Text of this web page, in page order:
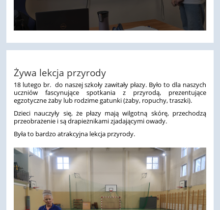
Żywa lekcja przyrody
18 lutego br. do naszej szkoły zawitały płazy. Było to dla naszych
uczniów fascynujące spotkania z przyrodą, prezentujące
egzotyczne żaby lub rodzime gatunki (żaby, ropuchy, traszki).
Dzieci nauczyły się, że płazy mają wilgotną skórę, przechodzą
przeobrażenie i są drapieżnikami zjadającymi owady.
Była to bardzo atrakcyjna lekcja przyrody.